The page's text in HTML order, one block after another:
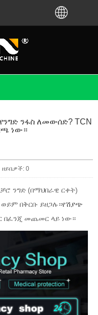
ንፋስ ለመውሰድ? TCN
ነው።
ዘይቤዎች: 0
ንግድ (በማህበራዊ ርቀት)
በቅርቡ ይዘጋሉ።የሽያጭ
በፈንጂ መጨመር ላይ ነው።
ለሽያጭ ማሽኑ መመሪያ